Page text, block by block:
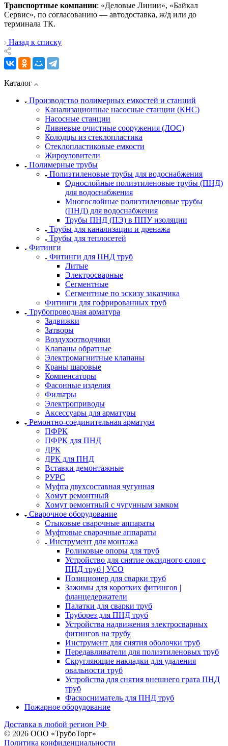
Транспортные компании: «Деловые Линии», «Байкал
Сервис», по согласованию — автодоставка, ж/д или до
терминала ТК.
Назад к списку
Каталог
Производство полимерных емкостей и станций
Канализационные насосные станции (КНС)
Насосные станции
Ливневые очистные сооружения (ЛОС)
Колодцы из стеклопластика
Стеклопластиковые емкости
Жироуловители
Полимерные трубы
Полиэтиленовые трубы для водоснабжения
Однослойные полиэтиленовые трубы (ПНД)
для водоснабжения
Многослойные полиэтиленовые трубы
(ПНД) для водоснабжения
Трубы ПНД (ПЭ) в ППУ изоляции
Трубы для канализации и дренажа
Трубы для теплосетей
Фитинги
Фитинги для ПНД труб
Литые
Электросварные
Сегментные
Сегментные по эскизу заказчика
Фитинги для гофрированных труб
Трубопроводная арматура
Задвижки
Затворы
Воздухоотводчики
Клапаны обратные
Электромагнитные клапаны
Краны шаровые
Компенсаторы
Фасонные изделия
Фильтры
Электроприводы
Аксессуары для арматуры
Ремонтно-соединительная арматура
ПФРК
ПФРК для ПНД
ДРК
ДРК для ПНД
Вставки демонтажные
РУРС
Муфта двухсоставная чугунная
Хомут ремонтный
Хомут ремонтный с чугунным замком
Сварочное оборудование
Стыковые сварочные аппараты
Муфтовые сварочные аппараты
Инструмент для монтажа
Роликовые опоры для труб
Устройство для снятие оксидного слоя с
ПНД труб | УСО
Позиционер для сварки труб
Зажимы для коротких фитингов |
фланцедержатели
Палатки для сварки труб
Труборез для ПНД труб
Устройства надвижения электросварных
фитингов на трубу
Инструмент для снятия оболочки труб
Передавливатели для полиэтиленовых труб
Скругляющие накладки для удаления
овальности труб
Устройства для снятия внешнего грата ПНД
труб
Фаскосниматель для ПНД труб
Пожарное оборудование
Доставка в любой регион РФ
© 2026 ООО «ТрубоТорг»
Политика конфиденциальности